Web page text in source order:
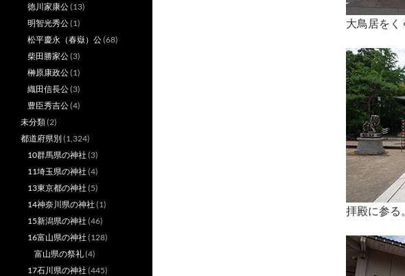
大鳥居をく
拝殿に参る。
徳川家康公(13)
明智光秀公(1)
松平慶永（春嶽）公(68)
柴田勝家公(3)
榊原康政公(1)
織田信長公(3)
豊臣秀吉公(4)
未分類(2)
都道府県別 (1,324)
10群馬県の神社 (3)
11埼玉県の神社 (4)
13東京都の神社 (5)
14神奈川県の神社 (1)
15新潟県の神社 (46)
16富山県の神社 (128)
富山県の祭礼(4)
17石川県の神社 (445)